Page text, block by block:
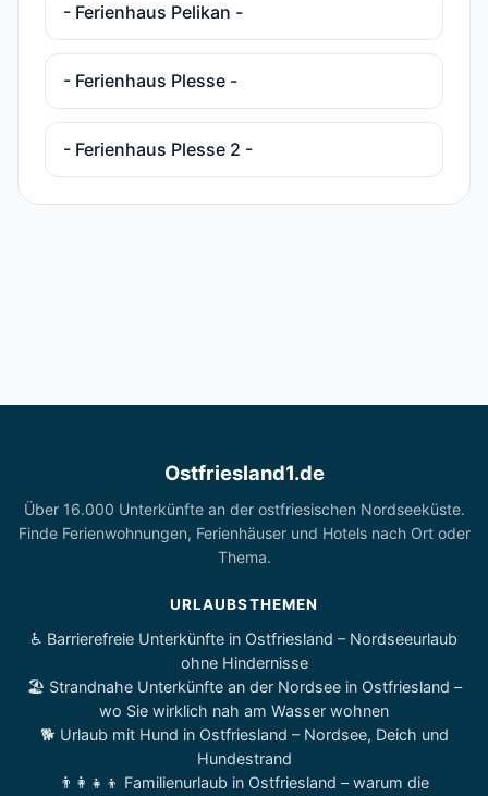
- Ferienhaus Pelikan -
- Ferienhaus Plesse -
- Ferienhaus Plesse 2 -
Ostfriesland1.de
Über 16.000 Unterkünfte an der ostfriesischen Nordseeküste.
Finde Ferienwohnungen, Ferienhäuser und Hotels nach Ort oder
Thema.
URLAUBSTHEMEN
♿ Barrierefreie Unterkünfte in Ostfriesland – Nordseeurlaub
ohne Hindernisse
🏖️ Strandnahe Unterkünfte an der Nordsee in Ostfriesland –
wo Sie wirklich nah am Wasser wohnen
🐕 Urlaub mit Hund in Ostfriesland – Nordsee, Deich und
Hundestrand
👨‍👩‍👧‍👦 Familienurlaub in Ostfriesland – warum die